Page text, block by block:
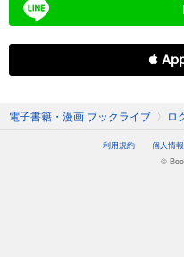

電子書籍・漫画 ブックライブ 〉 ロ
利用規約 個人情
©